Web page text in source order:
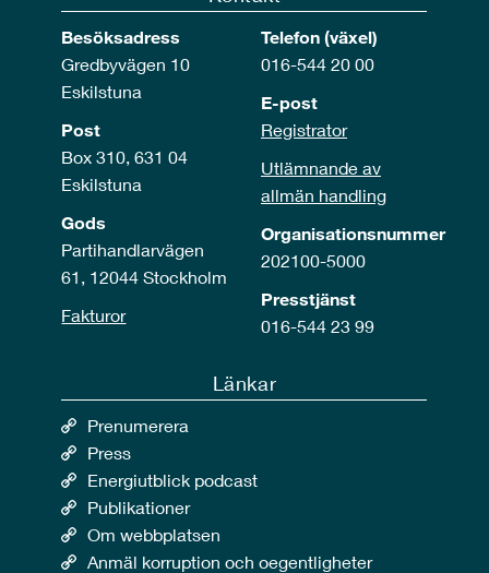
Besöksadress
Gredbyvägen 10
Eskilstuna
Post
Box 310, 631 04
Eskilstuna
Gods
Partihandlarvägen
61, 12044 Stockholm
Fakturor
Telefon (växel)
016-544 20 00
E-post
Registrator
Utlämnande av
allmän handling
Organisationsnummer
202100-5000
Presstjänst
016-544 23 99
Länkar
Prenumerera
Press
Energiutblick podcast
Publikationer
Om webbplatsen
Anmäl korruption och oegentligheter